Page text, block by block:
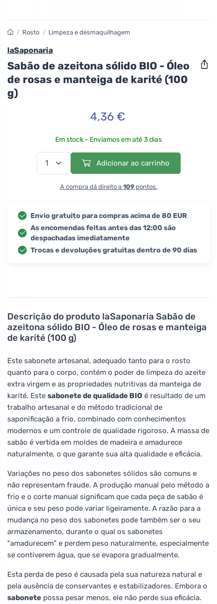
Descrição do produto laSaponaria Sabão de
azeitona sólido BIO - Óleo de rosas e manteiga
de karité (100 g)
Este sabonete artesanal, adequado tanto para o rosto
quanto para o corpo, contém o poder de limpeza do azeite
extra virgem e as propriedades nutritivas da manteiga de
karité. Este sabonete de qualidade BIO é resultado de um
trabalho artesanal e do método tradicional de
saponificação a frio, combinado com conhecimentos
modernos e um controle de qualidade rigoroso. A massa de
sabão é vertida em moldes de madeira e amadurece
naturalmente, o que garante sua alta qualidade e eficácia.
Variações no peso dos sabonetes sólidos são comuns e
não representam fraude. A produção manual pelo método a
frio e o corte manual significam que cada peça de sabão é
única e seu peso pode variar ligeiramente. A razão para a
mudança no peso dos sabonetes pode também ser o seu
armazenamento, durante o qual os sabonetes
"amadurecem" e perdem peso naturalmente, especialmente
se contiverem água, que se evapora gradualmente.
Esta perda de peso é causada pela sua natureza natural e
pela ausência de conservantes e estabilizadores. Embora o
sabonete possa pesar menos, ele não perde sua eficácia.
/ Rosto / Limpeza e desmaquilhagem
laSaponaria
Sabão de azeitona sólido BIO - Óleo
de rosas e manteiga de karité (100
g)
4,36 €
Em stock - Enviamos em até 3 dias
Adicionar ao carrinho
A compra dá direito a 109pontos.
Envio gratuito para compras acima de 80 EUR
As encomendas feitas antes das 12:00 são
despachadas imediatamente
Trocas e devoluções gratuitas dentro de 90 dias